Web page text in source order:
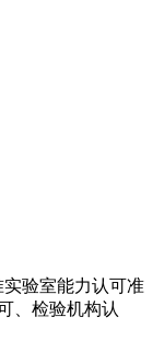
验室能力认可准
、检验机构认